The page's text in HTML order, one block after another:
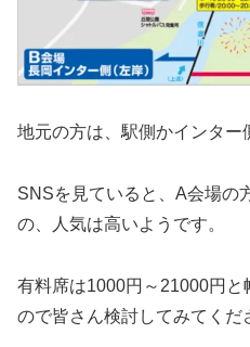
地元の方は、駅側かインター
SNSを見ていると、A会場の
の、人気は高いようです。
有料席は1000円～21000円
ので皆さん検討してみてくだ